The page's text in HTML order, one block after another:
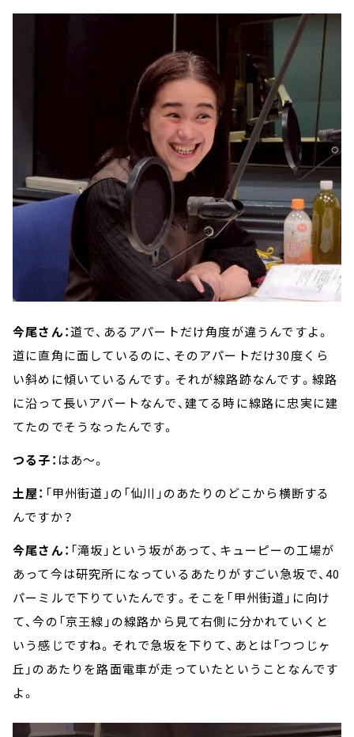
今尾さん：道で、あるアパートだけ角度が違うんですよ。
道に直角に面しているのに、そのアパートだけ30度くら
い斜めに傾いているんです。それが線路跡なんです。線路
に沿って長いアパートなんで、建てる時に線路に忠実に建
てたのでそうなったんです。
つる子： はあ～。
土屋： 「甲州街道」の「仙川」のあたりのどこから横断する
んですか？
今尾さん： 「滝坂」という坂があって、キューピーの工場が
あって今は研究所になっているあたりがすごい急坂で、40
パーミルで下りていたんです。そこを「甲州街道」に向け
て、今の「京王線」の線路から見て右側に分かれていくと
いう感じですね。それで急坂を下りて、あとは「つつじヶ
丘」のあたりを路面電車が走っていたということなんです
よ。